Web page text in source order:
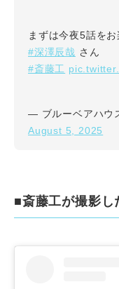
まずは今夜5話を
#深澤辰哉 さん
#斎藤工
— ブルーベアハウ
August 5, 2025
■斎藤工が撮影し